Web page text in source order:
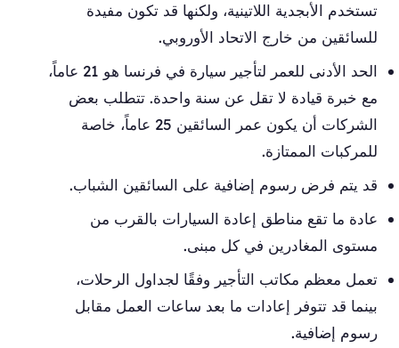
تستخدم الأبجدية اللاتينية، ولكنها قد تكون مفيدة
للسائقين من خارج الاتحاد الأوروبي.
الحد الأدنى للعمر لتأجير سيارة في فرنسا هو 21 عاماً،
مع خبرة قيادة لا تقل عن سنة واحدة. تتطلب بعض
الشركات أن يكون عمر السائقين 25 عاماً، خاصة
للمركبات الممتازة.
قد يتم فرض رسوم إضافية على السائقين الشباب.
عادة ما تقع مناطق إعادة السيارات بالقرب من
مستوى المغادرين في كل مبنى.
تعمل معظم مكاتب التأجير وفقًا لجداول الرحلات،
بينما قد تتوفر إعادات ما بعد ساعات العمل مقابل
رسوم إضافية.